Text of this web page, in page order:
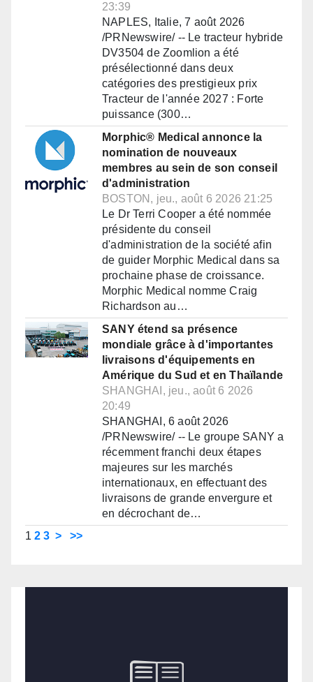
23:39
NAPLES, Italie, 7 août 2026
/PRNewswire/ -- Le tracteur hybride
DV3504 de Zoomlion a été
présélectionné dans deux
catégories des prestigieux prix
Tracteur de l'année 2027 : Forte
puissance (300…
Morphic® Medical annonce la
nomination de nouveaux
membres au sein de son conseil
d'administration
BOSTON, jeu., août 6 2026 21:25
Le Dr Terri Cooper a été nommée
présidente du conseil
d'administration de la société afin
de guider Morphic Medical dans sa
prochaine phase de croissance.
Morphic Medical nomme Craig
Richardson au…
SANY étend sa présence
mondiale grâce à d'importantes
livraisons d'équipements en
Amérique du Sud et en Thaïlande
SHANGHAI, jeu., août 6 2026
20:49
SHANGHAI, 6 août 2026
/PRNewswire/ -- Le groupe SANY a
récemment franchi deux étapes
majeures sur les marchés
internationaux, en effectuant des
livraisons de grande envergure et
en décrochant de…
1 2 3 > >>